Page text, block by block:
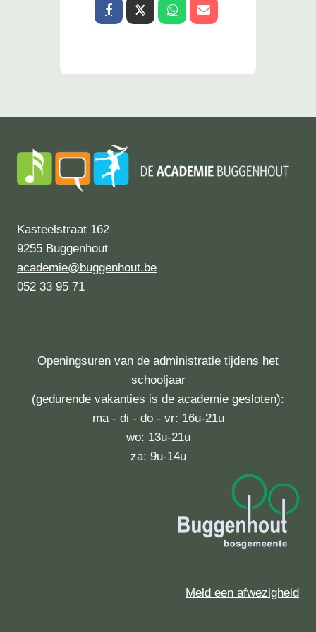
Kasteelstraat 162
9255 Buggenhout
academie@buggenhout.be
052 33 95 71
Openingsuren van de administratie tijdens het
schooljaar
(gedurende vakanties is de academie gesloten):
ma - di - do - vr: 16u-21u
wo: 13u-21u
za: 9u-14u
Meld een afwezigheid